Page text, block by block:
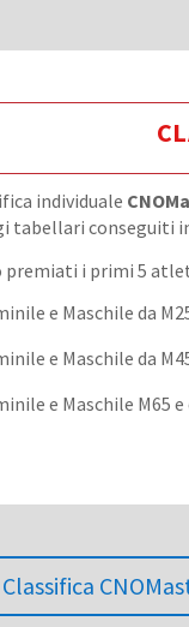
individuale
i tabellari conseguiti
premiati i primi 5
e Maschile da
e Maschile da
e Maschile M65 e
Classifica